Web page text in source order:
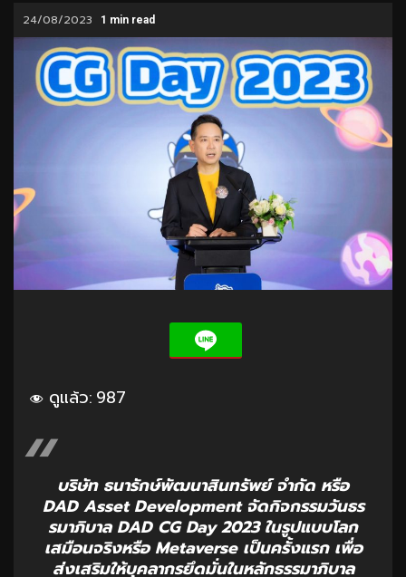
24/08/2023 1 min read
ดูแล้ว: 987
บริษัท ธนารักษ์พัฒนาสินทรัพย์ จำกัด หรือ
DAD Asset Development จัดกิจกรรมวันธร
รมาภิบาล DAD CG Day 2023 ในรูปแบบโลก
เสมือนจริงหรือ Metaverse เป็นครั้งแรก เพื่อ
ส่งเสริมให้บุคลากรยึดมั่นในหลักธรรมาภิบาล